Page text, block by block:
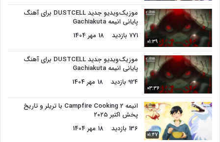
01:39
موزیک‌ویدیو جدید DUSTCELL برای آهنگ
پایانی انیمه Gachiakuta
771 بازدید
18 مهر 1404
03:36
موزیک‌ویدیو جدید DUSTCELL برای آهنگ
پایانی انیمه Gachiakuta
924 بازدید
18 مهر 1404
01:47
انیمه Campfire Cooking 2 با تریلر و تاریخ
پخش اکتبر ۲۰۲۵
136 بازدید
18 مهر 1404